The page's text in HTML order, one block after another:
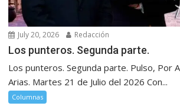
July 20, 2026 Redacción
Los punteros. Segunda parte.
Los punteros. Segunda parte. Pulso, Por
Arias. Martes 21 de Julio del 2026 Con...
Columnas